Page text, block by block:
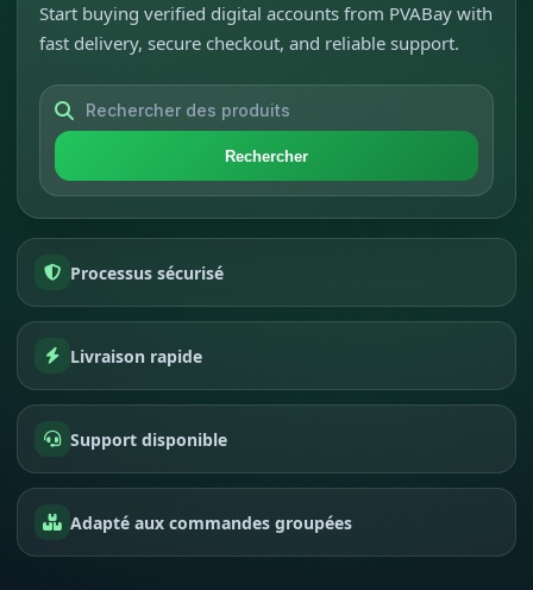
Start buying verified digital accounts from PVABay with
fast delivery, secure checkout, and reliable support.
Rechercher
Processus sécurisé
Livraison rapide
Support disponible
Adapté aux commandes groupées